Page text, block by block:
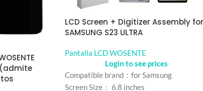
(admite
LCD Screen + Digitizer Assembly for
SAMSUNG S23 ULTRA
Pantalla LCD WOSENTE
Login to see prices
Compatible brand：for Samsung
Screen Size： 6.8 inches